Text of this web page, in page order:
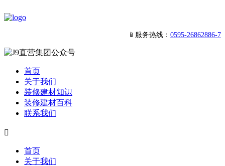
📱服务热线： 0595-26862886-7
首页
关于我们
装修建材知识
装修建材百科
联系我们

首页
关于我们